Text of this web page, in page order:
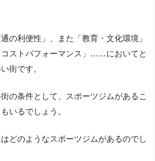
の利便性」、また「教育・文化環境」
ストパフォーマンス」……においてと
街です。
の条件として、スポーツジムがあるこ
いるでしょう。
どのようなスポーツジムがあるのでし